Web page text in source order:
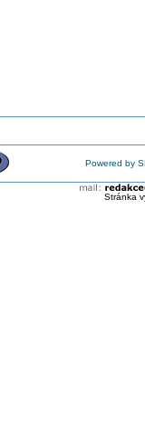
Powered by
Stránka